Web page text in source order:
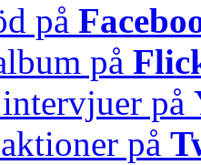
på
på
på
på